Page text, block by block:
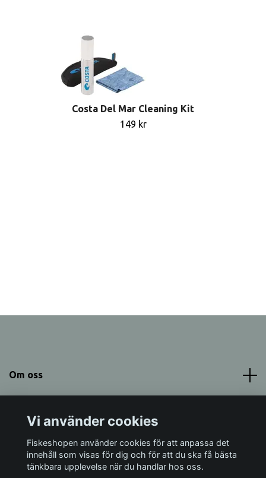
Costa Del Mar Cleaning Kit
149 kr
Om oss
Sociala medier
Vi använder cookies
Fiskeshopen använder cookies för att anpassa det
innehåll som visas för dig och för att du ska få bästa
tänkbara upplevelse när du handlar hos oss.